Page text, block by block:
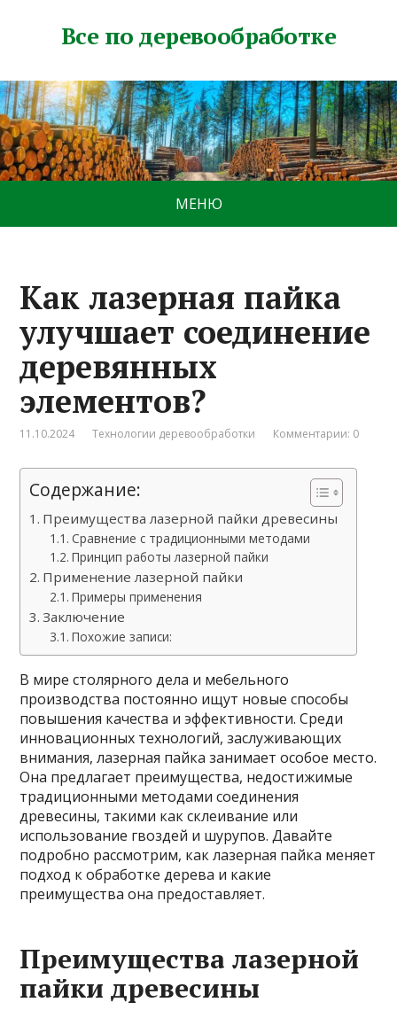
Все по деревообработке
МЕНЮ
Как лазерная пайка
улучшает соединение
деревянных
элементов?
11.10.2024 Технологии деревообработки Комментарии: 0
Содержание:
Преимущества лазерной пайки древесины
Сравнение с традиционными методами
Принцип работы лазерной пайки
Применение лазерной пайки
Примеры применения
Заключение
Похожие записи:
В мире столярного дела и мебельного
производства постоянно ищут новые способы
повышения качества и эффективности. Среди
инновационных технологий, заслуживающих
внимания, лазерная пайка занимает особое место.
Она предлагает преимущества, недостижимые
традиционными методами соединения
древесины, такими как склеивание или
использование гвоздей и шурупов. Давайте
подробно рассмотрим, как лазерная пайка меняет
подход к обработке дерева и какие
преимущества она предоставляет.
Преимущества лазерной
пайки древесины